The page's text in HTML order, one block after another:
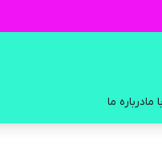
مادرباره ما